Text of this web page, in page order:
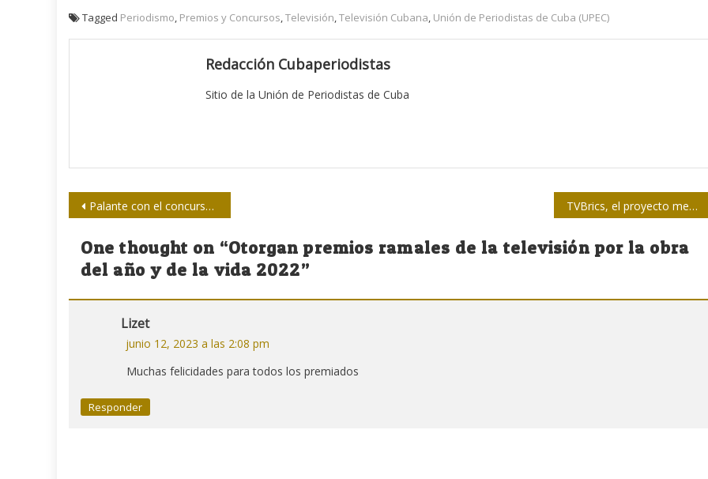
Tagged Periodismo, Premios y Concursos,Televisión,Televisión Cubana, Unión de Periodistas de Cuba (UPEC)
Redacción Cubaperiodistas
Sitio de la Unión de Periodistas de Cuba
Navegación
de
entradas
Palante con el concurso de humor Chispa Joven TVBrics, el proyecto mediático global para una audiencia de 3.500 millones
One thought on “Otorgan premios ramales de la televisión por la obra
del año y de la vida 2022”
Lizet
junio 12, 2023 a las 2:08 pm
Muchas felicidades para todos los premiados
Responder